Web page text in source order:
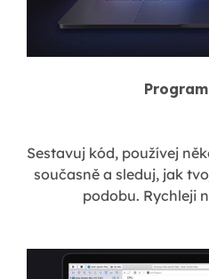
Sestavuj kód, používej
současně a sleduj, jak
podobu. Rychleji